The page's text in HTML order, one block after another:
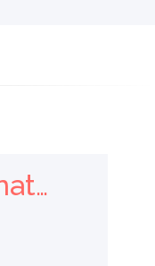
Koordynator / Koordynatorka Usług Serwisowych i Zespołów Terenowych